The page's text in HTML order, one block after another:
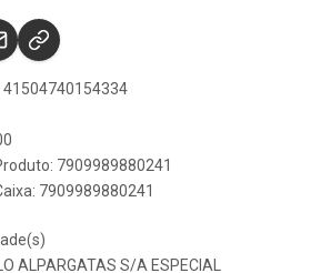
41504740154334
7909989880241
7909989880241
ALPARGATAS S/A ESPECIAL